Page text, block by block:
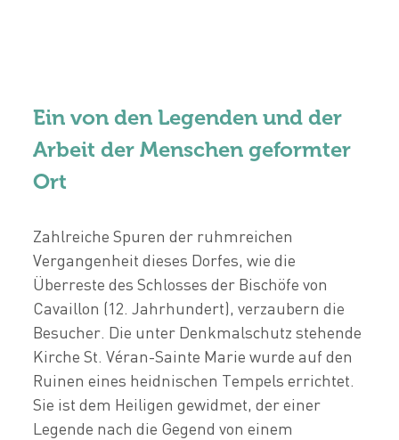
Ein von den Legenden und der
Arbeit der Menschen geformter
Ort
Zahlreiche Spuren der ruhmreichen
Vergangenheit dieses Dorfes, wie die
Überreste des Schlosses der Bischöfe von
Cavaillon (12. Jahrhundert), verzaubern die
Besucher. Die unter Denkmalschutz stehende
Kirche St. Véran-Sainte Marie wurde auf den
Ruinen eines heidnischen Tempels errichtet.
Sie ist dem Heiligen gewidmet, der einer
Legende nach die Gegend von einem